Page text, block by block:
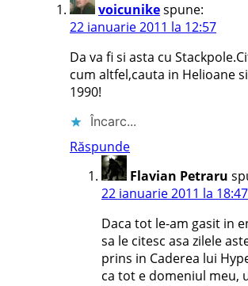
voicunikespune:
22 ianuarie 2011 la 12:57
Da va fi si asta cu
cum altfel,cauta in Helioane
1990!
Încarc...
Răspunde
Flavian Petraru
22 ianuarie 2011 la 18:47
Daca tot le-am gasit in
sa le citesc asa zilele
prins in Caderea lui
ca tot e domeniul meu,